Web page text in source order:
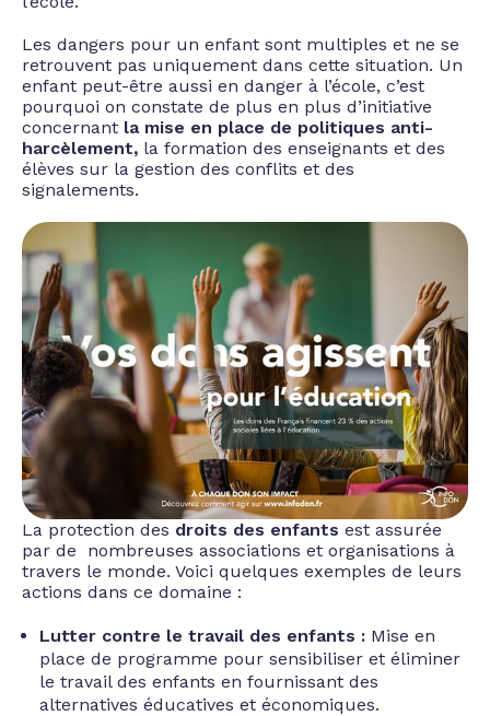
Les dangers pour un enfant sont multiples et ne se
retrouvent pas uniquement dans cette situation. Un
enfant peut-être aussi en danger à l’école, c’est
pourquoi on constate de plus en plus d’initiative
concernant la mise en place de politiques anti-
harcèlement, la formation des enseignants et des
élèves sur la gestion des conflits et des
signalements.
La protection des droits des enfants est assurée
par de nombreuses associations et organisations à
travers le monde. Voici quelques exemples de leurs
actions dans ce domaine :
Lutter contre le travail des enfants : Mise en
place de programme pour sensibiliser et éliminer
le travail des enfants en fournissant des
alternatives éducatives et économiques.